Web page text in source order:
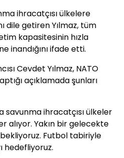
ihracatçısı ülkelere
dile getiren Yılmaz, tüm
kapasitesinin hızla
inandığını ifade etti.
Cevdet Yılmaz, NATO
açıklamada şunları
savunma ihracatçısı ülkeler
alıyor. Yakın bir gelecekte
Futbol tabiriyle
hedefliyoruz.